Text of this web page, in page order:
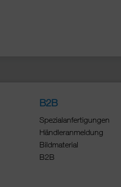
B2B
Spezialanfertigungen
Händleranmeldung
Bildmaterial
B2B